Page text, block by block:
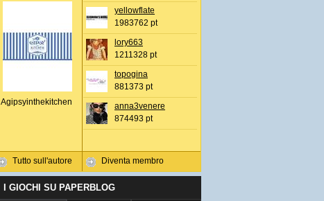
Agipsyinthekitchen
Tutto sull'autore
yellowflate
1983762 pt
lory663
1211328 pt
topogina
881373 pt
anna3venere
874493 pt
Diventa membro
I GIOCHI SU PAPERBLOG